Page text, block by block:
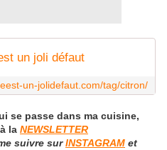
un joli défaut
un-jolidefaut.com/tag/citron/
se passe dans ma cuisine,
la NEWSLETTER
suivre surINSTAGRAM et